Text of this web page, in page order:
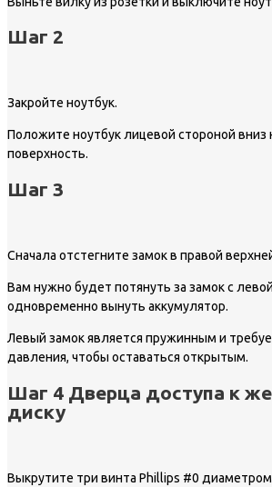
Шаг 2
Закройте ноутбук.
Положите ноутбук лицевой стороной вниз
поверхность.
Шаг 3
Сначала отстегните замок в правой
Вам нужно будет потянуть за замок с
одновременно вынуть аккумулятор.
Левый замок является пружинным и
давления, чтобы оставаться открытым.
Шаг 4 Дверца доступа к
диску
Выкрутите три винта Phillips #0